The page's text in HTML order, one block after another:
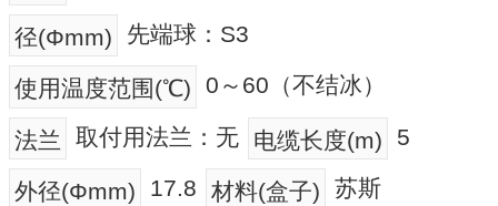
径(Φmm) 先端球：S3
使用温度范围(℃) 0～60（不结冰）
法兰 取付用法兰：无 电缆长度(m) 5
外径(Φmm) 17.8 材料(盒子) 苏斯